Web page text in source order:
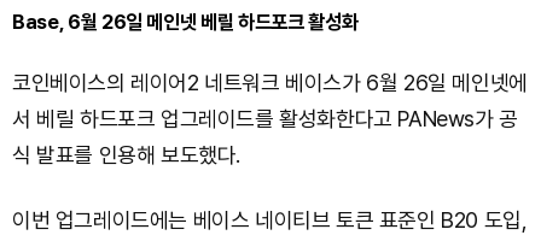
Base, 6월 26일 메인넷 베릴 하드포크 활성화
코인베이스의 레이어2 네트워크 베이스가 6월 26일 메인넷에
서 베릴 하드포크 업그레이드를 활성화한다고 PANews가 공
식 발표를 인용해 보도했다.
이번 업그레이드에는 베이스 네이티브 토큰 표준인 B20 도입,